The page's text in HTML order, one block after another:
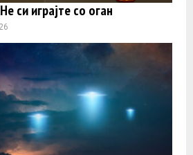
си играјте со оган